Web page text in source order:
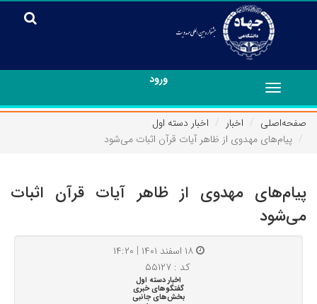
ورود
Toggle
navigation
صفحه‌اصلی
اخبار
اخبار دسته اول
پیام‌های مهدوی از ظاهر آیات قرآن اثبات می‌شود
پیام‌های مهدوی از ظاهر آیات قرآن اثبات
می‌شود
۱۸ اسفند ۱۴۰۱ | ۱۴:۲۰
کد : ۵۵۱۲۷
اخبار دسته اول
گفتگوهای خبری
بخش‌های جانبی